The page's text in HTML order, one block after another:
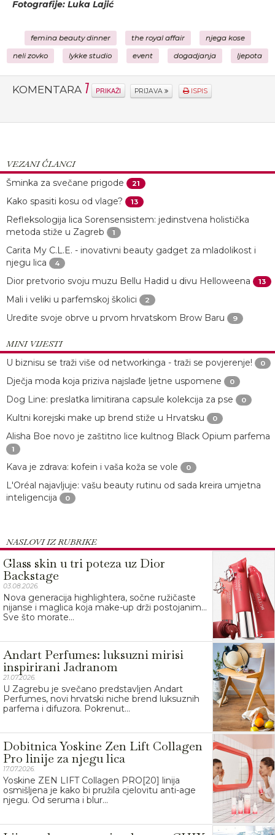
Fotografije: Luka Lajić
femina beauty dinner the royal affair njega kose
neli zovko lykke studio event dogadjanja ljepota
KOMENTARA 1 PRIKAŽI PRIJAVA ISPIS
VEZANI ČLANCI
Šminka za svečane prigode
21
Kako spasiti kosu od vlage? 13
Refleksologija lica Sorensensistem: jedinstvena holistička
metoda stiže u Zagreb
1
Carita My C.L.E. - inovativni beauty gadget za mladolikost i
njegu lica
4
Dior pretvorio svoju muzu Bellu Hadid u divu Helloweena 13
Mali i veliki u parfemskoj školici 2
Uredite svoje obrve u prvom hrvatskom Brow Baru 9
MINI VIJESTI
U biznisu se traži više od networkinga - traži se povjerenje!
0
Dječja moda koja priziva najslađe ljetne uspomene 0
Dog Line: preslatka limitirana capsule kolekcija za pse 0
Kultni korejski make up brend stiže u Hrvatsku 0
Alisha Boe novo je zaštitno lice kultnog Black Opium parfema
1
Kava je zdrava: kofein i vaša koža se vole 0
L'Oréal najavljuje: vašu beauty rutinu od sada kreira umjetna
inteligencija
0
NASLOVI IZ RUBRIKE
Glass skin u tri poteza uz Dior
Backstage
03.08.2026.
Nova generacija highlightera, sočne ružičaste
nijanse i maglica koja make-up drži postojanim…
Sve što morate...
Andart Perfumes: luksuzni mirisi
inspirirani Jadranom
21.07.2026.
U Zagrebu je svečano predstavljen Andart
Perfumes, novi hrvatski niche brend luksuznih
parfema i difuzora. Pokrenut...
Dobitnica Yoskine Zen Lift Collagen
Pro linije za njegu lica
17.07.2026.
Yoskine ZEN LIFT Collagen PRO[20] linija
osmišljena je kako bi pružila cjelovitu anti-age
njegu. Od seruma i blur...